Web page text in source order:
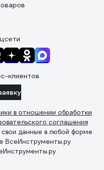
клиентов
в отношении обработки
соглашения
данные в любой форме
ВсеИнструменты.ру